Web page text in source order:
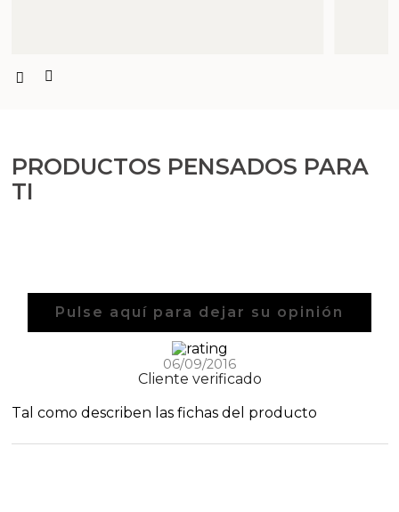
PRODUCTOS PENSADOS PARA
TI
Pulse aquí para dejar su opinión
06/09/2016
Cliente verificado
Tal como describen las fichas del producto